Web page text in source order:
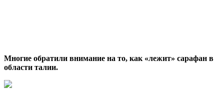
Многие обратили внимание на то, как «лежит» сарафан в
области талии.